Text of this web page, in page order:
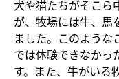
犬や猫たちがそこら
が、牧場には牛、馬
ました。このような
では体験できなかっ
す。また、牛がいる